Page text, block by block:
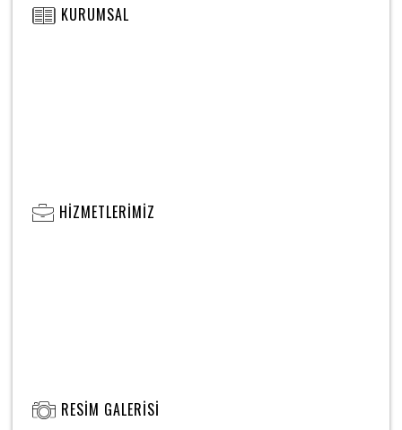
KURUMSAL
HIZMETLERIMIZ
RESIM GALERISI